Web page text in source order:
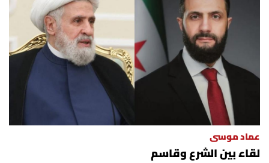
عماد موسى
لقاء بين الشرع وقاسم